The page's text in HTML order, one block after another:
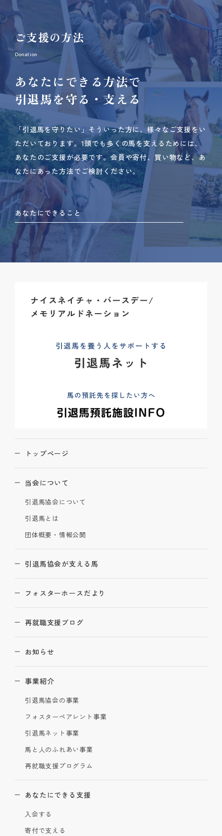
ご支援の方法
Donation
あなたにできる方法で
引退馬を守る・支える
「引退馬を守りたい」そういった方に、様々なご支援をい
ただいております。 1頭でも多くの馬を支えるためには、
あなたのご支援が必要です。 会員や寄付、買い物など、あ
なたにあった方法でご検討ください。
あなたにできること
トップページ
当会について
引退馬協会について
引退馬とは
団体概要・情報公開
引退馬協会が支える馬
フォスターホースだより
再就職支援ブログ
お知らせ
事業紹介
引退馬協会の事業
フォスターペアレント事業
引退馬ネット事業
馬と人のふれあい事業
再就職支援プログラム
あなたにできる支援
入会する
寄付で支える